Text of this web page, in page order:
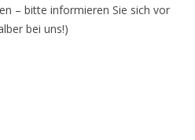
– bitte informieren Sie sich vor
bei uns!)